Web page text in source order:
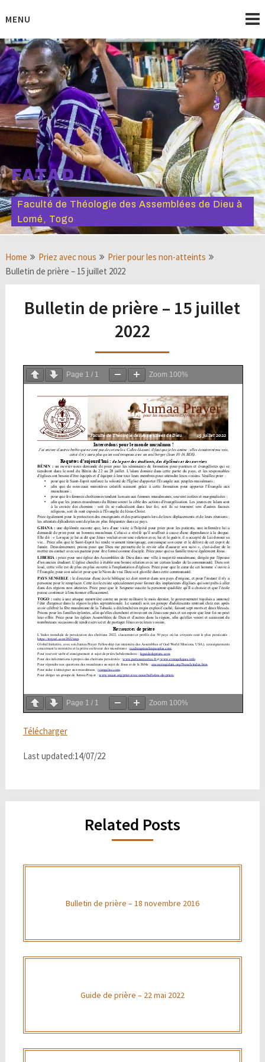
toMENU
FATAD
Faculté de Théologie des Assemblées de Dieu à
Lomé, Togo
Home Priez avec nous
Prier pour les non-atteints
Bulletin de prière – 15 juillet 2022
Bulletin de prière – 15 juillet
2022
Page 1 / 1 Zoom 100%
Page 1 / 1 Zoom 100%
Télécharger
Last updated:14/07/22
Related Posts
Bulletin de prière – 18 novembre 2016
Guide de prière – 22 mai 2022